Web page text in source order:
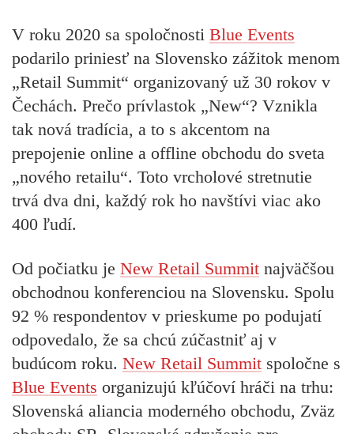
V roku 2020 sa spoločnosti Blue Events
podarilo priniesť na Slovensko zážitok menom
„Retail Summit“ organizovaný už 30 rokov v
Čechách. Prečo prívlastok „New“? Vznikla
tak nová tradícia, a to s akcentom na
prepojenie online a offline obchodu do sveta
„nového retailu“. Toto vrcholové stretnutie
trvá dva dni, každý rok ho navštívi viac ako
400 ľudí.
Od počiatku je New Retail Summit najväčšou
obchodnou konferenciou na Slovensku. Spolu
92 % respondentov v prieskume po podujatí
odpovedalo, že sa chcú zúčastniť aj v
budúcom roku. New Retail Summit spoločne s
Blue Events organizujú kľúčoví hráči na trhu:
Slovenská aliancia moderného obchodu, Zväz